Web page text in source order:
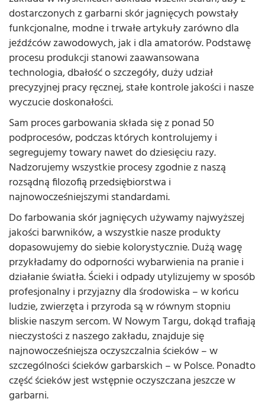
dostarczonych z garbarni skór jagnięcych powstały
funkcjonalne, modne i trwałe artykuły zarówno dla
jeźdźców zawodowych, jak i dla amatorów. Podstawę
procesu produkcji stanowi zaawansowana
technologia, dbałość o szczegóły, duży udział
precyzyjnej pracy ręcznej, stałe kontrole jakości i nasze
wyczucie doskonałości.
Sam proces garbowania składa się z ponad 50
podprocesów, podczas których kontrolujemy i
segregujemy towary nawet do dziesięciu razy.
Nadzorujemy wszystkie procesy zgodnie z naszą
rozsądną filozofią przedsiębiorstwa i
najnowocześniejszymi standardami.
Do farbowania skór jagnięcych używamy najwyższej
jakości barwników, a wszystkie nasze produkty
dopasowujemy do siebie kolorystycznie. Dużą wagę
przykładamy do odporności wybarwienia na pranie i
działanie światła. Ścieki i odpady utylizujemy w sposób
profesjonalny i przyjazny dla środowiska – w końcu
ludzie, zwierzęta i przyroda są w równym stopniu
bliskie naszym sercom. W Nowym Targu, dokąd trafiają
nieczystości z naszego zakładu, znajduje się
najnowocześniejsza oczyszczalnia ścieków – w
szczególności ścieków garbarskich – w Polsce. Ponadto
część ścieków jest wstępnie oczyszczana jeszcze w
garbarni.